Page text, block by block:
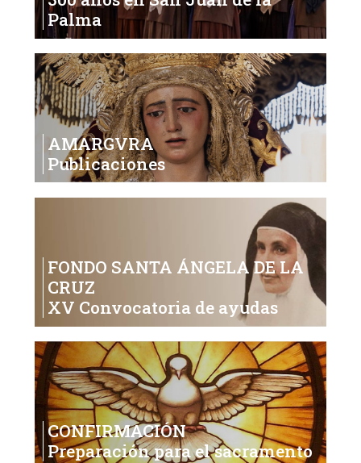
Palma
AMARGVRA
Publicaciones
FONDO SANTA ÁNGELA DE LA
CRUZ
XV Convocatoria de ayudas
CONFIRMACIÓN
Preparación para el sacramento